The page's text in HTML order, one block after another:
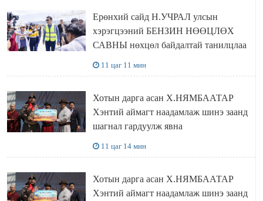
Ерөнхий сайд Н.УЧРАЛ улсын
хэрэгцээний БЕНЗИН НӨӨЦЛӨХ
САВНЫ нөхцөл байдалтай танилцлаа
11 цаг 11 мин
Хотын дарга асан Х.НЯМБААТАР
Хэнтий аймагт наадамлаж шинэ заанд
шагнал гардуулж явна
11 цаг 14 мин
Хотын дарга асан Х.НЯМБААТАР
Хэнтий аймагт наадамлаж шинэ заанд